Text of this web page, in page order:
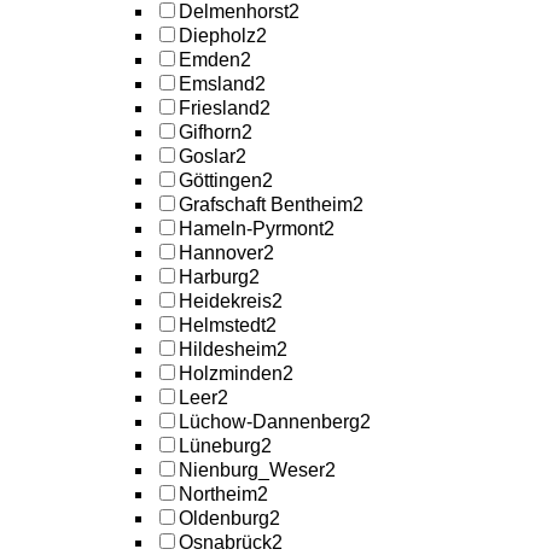
Delmenhorst2
Diepholz2
Emden2
Emsland2
Friesland2
Gifhorn2
Goslar2
Göttingen2
Grafschaft Bentheim2
Hameln-Pyrmont2
Hannover2
Harburg2
Heidekreis2
Helmstedt2
Hildesheim2
Holzminden2
Leer2
Lüchow-Dannenberg2
Lüneburg2
Nienburg_Weser2
Northeim2
Oldenburg2
Osnabrück2